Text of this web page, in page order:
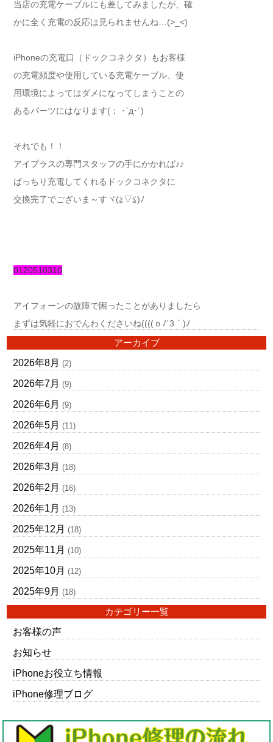
当店の充電ケーブルにも差してみましたが、確
かに全く充電の反応は見られませんね…(>_<)
iPhoneの充電口（ドックコネクタ）もお客様
の充電頻度や使用している充電ケーブル、使
用環境によってはダメになってしまうことの
あるパーツにはなります(； ･`д･´)
それでも！！
アイプラスの専門スタッフの手にかかれば♪♪
ばっちり充電してくれるドックコネクタに
交換完了でございま～すヾ(≧▽≦)ﾉ
0120510310
アイフォーンの故障で困ったことがありましたら
まずは気軽におでんわくださいね((((ｏﾉ´3｀)ﾉ
アーカイブ
2026年8月 (2)
2026年7月 (9)
2026年6月 (9)
2026年5月 (11)
2026年4月 (8)
2026年3月 (18)
2026年2月 (16)
2026年1月 (13)
2025年12月 (18)
2025年11月 (10)
2025年10月 (12)
2025年9月 (18)
カテゴリー一覧
お客様の声
お知らせ
iPhoneお役立ち情報
iPhone修理ブログ